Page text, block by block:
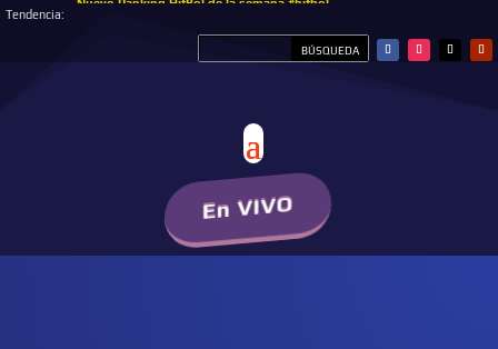
Tendencia:
Nuevo Ranking HitBol de la semana #hitbol
En VIVO